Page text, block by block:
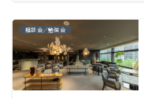
相談会／勉強会